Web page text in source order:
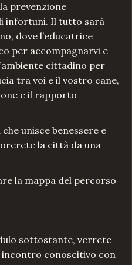
prevenzione
infortuni. Il tutto sarà
dove l’educatrice
per accompagnarvi e
cittadino per
tra voi e il vostro cane,
e il rapporto
unisce benessere e
la città da una
la mappa del percorso
sottostante, verrete
conoscitivo con